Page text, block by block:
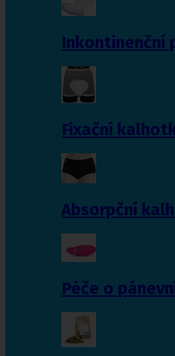
Inkontinenční
Fixační
Absorpční
Péče o